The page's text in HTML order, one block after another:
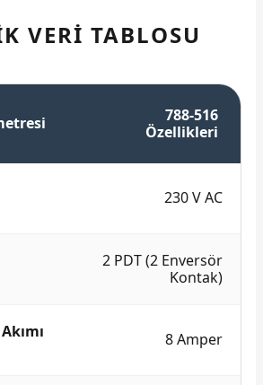
VERİ TABLOSU
788-516
Özellikleri
230 V AC
2 PDT (2 Enversör
Kontak)
8 Amper